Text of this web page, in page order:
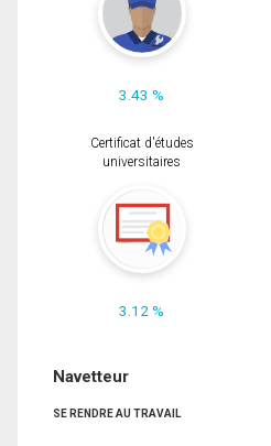
3.43 %
Certificat d'études
universitaires
3.12 %
Navetteur
SE RENDRE AU TRAVAIL